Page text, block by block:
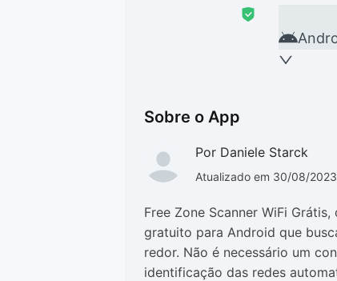
Sobre o App
Por Daniele Starck
Atualizado em 30/08/
Free Zone Scanner WiFi
gratuito para Android que
redor. Não é necessário um
identificação das redes